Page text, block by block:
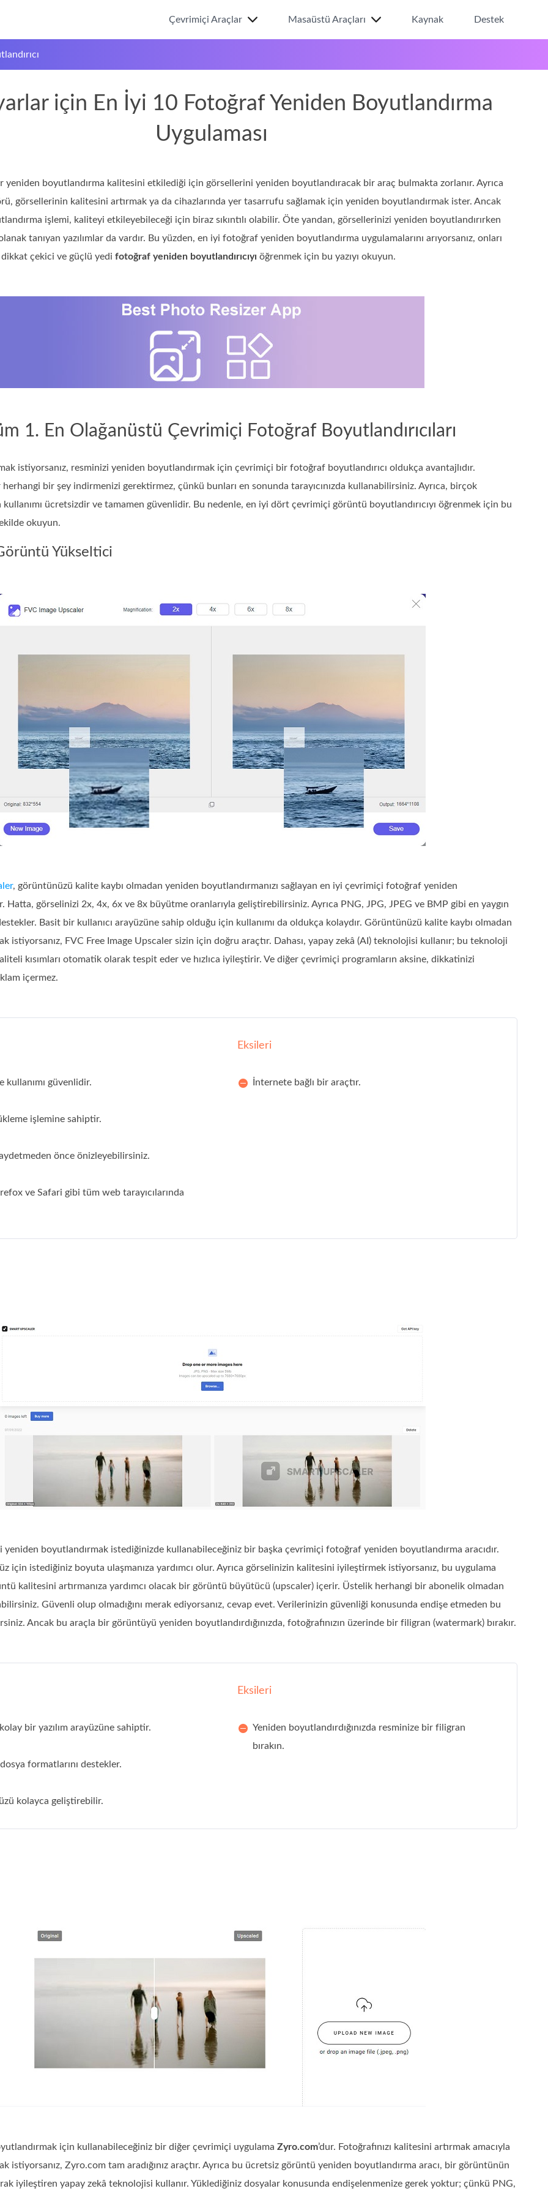
Çevrimiçi Araçlar Masaüstü Araçları Kaynak Destek
için En İyi 10 Fotoğraf Yeniden Boyutlandırma
Uygulaması
yeniden boyutlandırma kalitesini etkilediği için görsellerini yeniden boyutlandıracak bir araç bulmakta zorlanır. Ayrıca
görsellerinin kalitesini artırmak ya da cihazlarında yer tasarrufu sağlamak için yeniden boyutlandırmak ister. Ancak
işlemi, kaliteyi etkileyebileceği için biraz sıkıntılı olabilir. Öte yandan, görsellerinizi yeniden boyutlandırırken
tanıyan yazılımlar da vardır. Bu yüzden, en iyi fotoğraf yeniden boyutlandırma uygulamalarını arıyorsanız, onları
çekici ve güçlü yedi fotoğraf yeniden boyutlandırıcıyı öğrenmek için bu yazıyı okuyun.
1. En Olağanüstü Çevrimiçi Fotoğraf Boyutlandırıcıları
istiyorsanız, resminizi yeniden boyutlandırmak için çevrimiçi bir fotoğraf boyutlandırıcı oldukça avantajlıdır.
bir şey indirmenizi gerektirmez, çünkü bunları en sonunda tarayıcınızda kullanabilirsiniz. Ayrıca, birçok
ücretsizdir ve tamamen güvenlidir. Bu nedenle, en iyi dört çevrimiçi görüntü boyutlandırıcıyı öğrenmek için bu
okuyun.
Yükseltici
, görüntünüzü kalite kaybı olmadan yeniden boyutlandırmanızı sağlayan en iyi çevrimiçi fotoğraf yeniden
Hatta, görselinizi 2x, 4x, 6x ve 8x büyütme oranlarıyla geliştirebilirsiniz. Ayrıca PNG, JPG, JPEG ve BMP gibi en yaygın
Basit bir kullanıcı arayüzüne sahip olduğu için kullanımı da oldukça kolaydır. Görüntünüzü kalite kaybı olmadan
istiyorsanız, FVC Free Image Upscaler sizin için doğru araçtır. Dahası, yapay zekâ (AI) teknolojisi kullanır; bu teknoloji
kısımları otomatik olarak tespit eder ve hızlıca iyileştirir. Ve diğer çevrimiçi programların aksine, dikkatinizi
içermez.
kullanımı güvenlidir.
işlemine sahiptir.
önce önizleyebilirsiniz.
ve Safari gibi tüm web tarayıcılarında
Eksileri
İnternete bağlı bir araçtır.
yeniden boyutlandırmak istediğinizde kullanabileceğiniz bir başka çevrimiçi fotoğraf yeniden boyutlandırma aracıdır.
için istediğiniz boyuta ulaşmanıza yardımcı olur. Ayrıca görselinizin kalitesini iyileştirmek istiyorsanız, bu uygulama
kalitesini artırmanıza yardımcı olacak bir görüntü büyütücü (upscaler) içerir. Üstelik herhangi bir abonelik olmadan
Güvenli olup olmadığını merak ediyorsanız, cevap evet. Verilerinizin güvenliği konusunda endişe etmeden bu
Ancak bu araçla bir görüntüyü yeniden boyutlandırdığınızda, fotoğrafınızın üzerinde bir filigran (watermark) bırakır.
kolay bir yazılım arayüzüne sahiptir.
dosya formatlarını destekler.
kolayca geliştirebilir.
Eksileri
Yeniden boyutlandırdığınızda resminize bir filigran
bırakın.
için kullanabileceğiniz bir diğer çevrimiçi uygulama Zyro.com’dur. Fotoğrafınızı kalitesini artırmak amacıyla
istiyorsanız, Zyro.com tam aradığınız araçtır. Ayrıca bu ücretsiz görüntü yeniden boyutlandırma aracı, bir görüntünün
iyileştiren yapay zekâ teknolojisi kullanır. Yüklediğiniz dosyalar konusunda endişelenmenize gerek yoktur; çünkü PNG,